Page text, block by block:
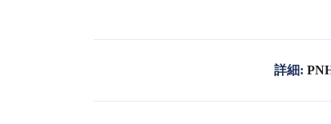
詳細: